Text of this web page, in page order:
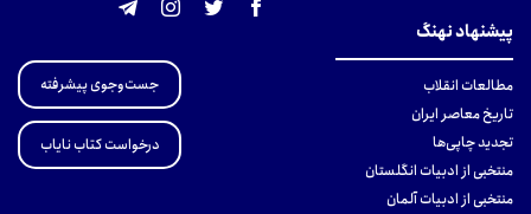
پیشنهاد نهنگ
مطالعات انقلاب
تاریخ معاصر ایران
تجدید چاپی‌ها
منتخبی از ادبیات انگلستان
منتخبی از ادبیات آلمان
جست‌وجوی پیشرفته
درخواست کتاب نایاب